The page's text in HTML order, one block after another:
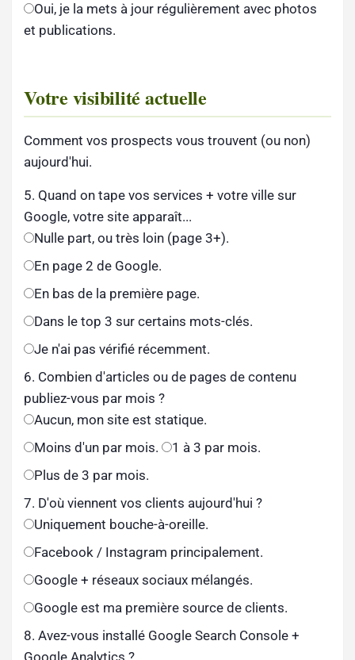
Oui, je la mets à jour régulièrement avec photos
et publications.
Votre visibilité actuelle
Comment vos prospects vous trouvent (ou non)
aujourd'hui.
5. Quand on tape vos services + votre ville sur
Google, votre site apparaît...
Nulle part, ou très loin (page 3+).
En page 2 de Google.
En bas de la première page.
Dans le top 3 sur certains mots-clés.
Je n'ai pas vérifié récemment.
6. Combien d'articles ou de pages de contenu
publiez-vous par mois ?
Aucun, mon site est statique.
Moins d'un par mois.
1 à 3 par mois.
Plus de 3 par mois.
7. D'où viennent vos clients aujourd'hui ?
Uniquement bouche-à-oreille.
Facebook / Instagram principalement.
Google + réseaux sociaux mélangés.
Google est ma première source de clients.
8. Avez-vous installé Google Search Console +